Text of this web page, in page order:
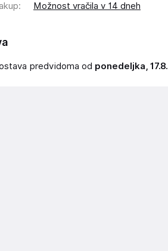
: Možnost vračila v 14 dneh
predvidoma od ponedeljka, 17.8.